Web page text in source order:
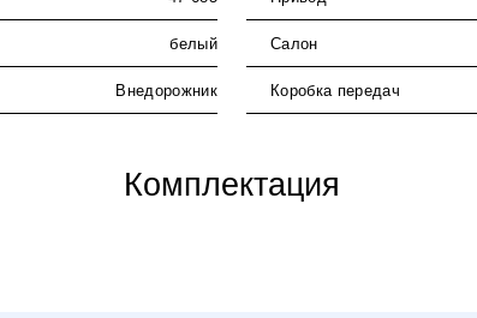
белый
Внедорожник
Салон
Коробка передач
Комплектация